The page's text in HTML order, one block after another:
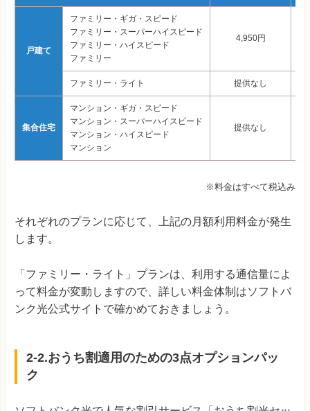
戸建て
ファミリー・ギガ・スピード
ファミリー・スーパーハイスピード
ファミリー・ハイスピード
ファミリー
4,950円
ファミリー・ライト 提供なし
集合住宅
マンション・ギガ・スピード
マンション・スーパーハイスピード
マンション・ハイスピード
マンション
提供なし
※料金はすべて税込み
それぞれのプランに応じて、上記の月額利用料金が発生
します。
「ファミリー・ライト」プランは、利用する通信量によ
って料金が変動しますので、詳しい料金体制はソフトバ
ンク光公式サイトで確かめておきましょう。
2‐2.おうち割適用のための3点オプションパッ
ク